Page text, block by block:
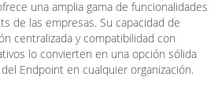
una amplia gama de funcionalidades
de las empresas. Su capacidad de
centralizada y compatibilidad con
lo convierten en una opción sólida
Endpoint en cualquier organización.